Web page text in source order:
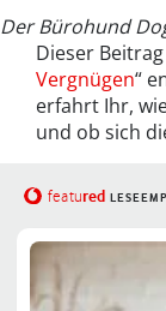
Der Bürohund
Dieser
Vergnügen“
erfahrt Ihr,
und ob sich
featured